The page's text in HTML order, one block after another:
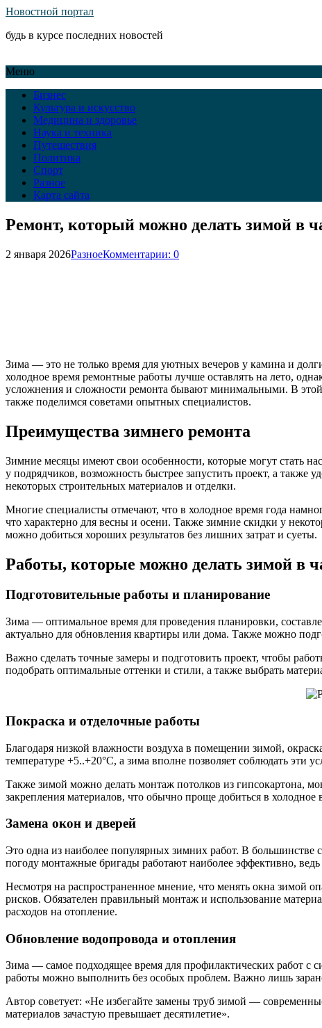
Новостной портал
будь в курсе последних новостей
Меню
Бизнес
Культура и искусство
Медицина и здоровье
Наука и техника
Путешествия
Политика
Спорт
Разное
Карта сайта
Ремонт, который можно делать зимой в
2 января 2026РазноеКомментарии: 0
Зима — это не только время для уютных вечеров у камина и
холодное время ремонтные работы лучше оставлять на лето,
усложнения и сложности ремонта бывают минимальными. В этой
также поделимся советами опытных специалистов.
Преимущества зимнего ремонта
Зимние месяцы имеют свои особенности, которые могут стать
у подрядчиков, возможность быстрее запустить проект, а
некоторых строительных материалов и отделки.
Многие специалисты отмечают, что в холодное время года
что характерно для весны и осени. Также зимние скидки у
можно добиться хороших результатов без лишних затрат и суеты.
Работы, которые можно делать зимой в
Подготовительные работы и планирование
Зима — оптимальное время для проведения планировки,
актуально для обновления квартиры или дома. Также можно
Важно сделать точные замеры и подготовить проект, чтобы
подобрать оптимальные оттенки и стили, а также выбрать
Покраска и отделочные работы
Благодаря низкой влажности воздуха в помещении зимой,
температуре +5..+20°C, а зима вполне позволяет соблюдать эти
Также зимой можно делать монтаж потолков из гипсокартона,
закрепления материалов, что обычно проще добиться в холодное
Замена окон и дверей
Это одна из наиболее популярных зимних работ. В большинстве
погоду монтажные бригады работают наиболее эффективно,
Несмотря на распространенное мнение, что менять окна зимой
рисков. Обязателен правильный монтаж и использование
расходов на отопление.
Обновление водопровода и отопления
Зима — самое подходящее время для профилактических работ с
работы можно выполнить без особых проблем. Важно лишь
Автор советует: «Не избегайте замены труб зимой —
материалов зачастую превышает десятилетие».